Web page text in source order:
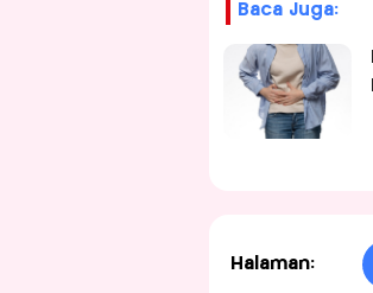
Baca Juga:
Halaman: